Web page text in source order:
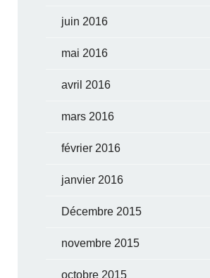
juin 2016
mai 2016
avril 2016
mars 2016
février 2016
janvier 2016
Décembre 2015
novembre 2015
octobre 2015